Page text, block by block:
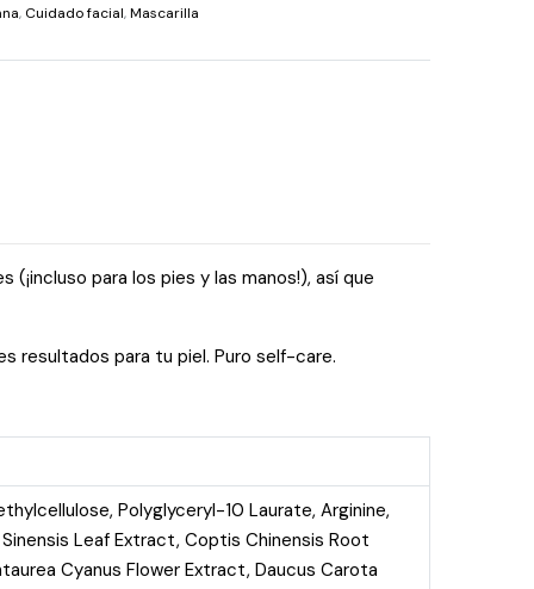
, Cuidado facial,Mascarilla
para los pies y las manos!), así que
resultados para tu piel. Puro self-care.
Polyglyceryl-10 Laurate, Arginine,
Leaf Extract, Coptis Chinensis Root
Cyanus Flower Extract, Daucus Carota